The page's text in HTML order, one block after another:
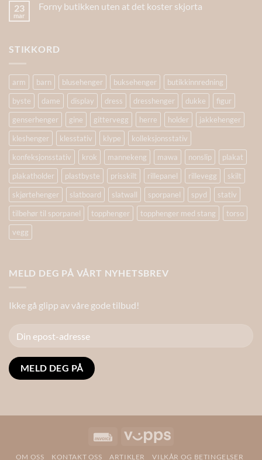
23
mar
Forny butikken uten at det koster skjorta
STIKKORD
arm barn blusehenger buksehenger
butikkinnredning
byste
dame display dress dresshenger dukke
figur
genserhenger
gine gittervegg herre holder
jakkehenger
kleshenger
klesstativ klype
kolleksjonsstativ
konfeksjonsstativ
krok mannekeng mawa nonslip
plakat
plakatholder
plastbyste prisskilt rillepanel rillevegg
skilt
skjørtehenger
slatboard slatwall sporpanel spyd
stativ
tilbehør til sporpanel
topphenger topphenger med stang
torso
vegg
MELD DEG PÅ VÅRT NYHETSBREV
Ikke gå glipp av våre gode tilbud!
Invoice Vipps
OM OSS KONTAKT OSS ARTIKLER VILKÅR OG BETINGELSER